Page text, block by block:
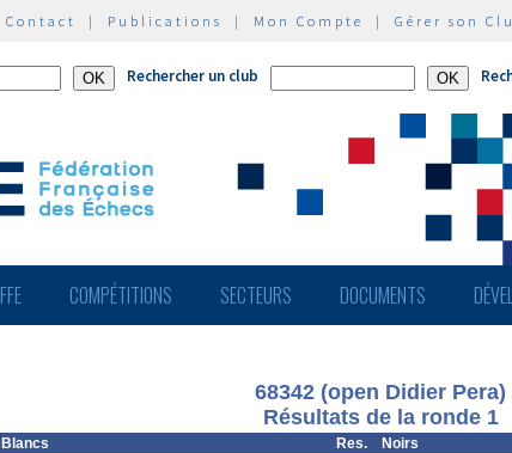
Contact | Publications | Mon Compte | Gérer son
Rechercher un club
FFE COMPÉTITIONS SECTEURS DOCUMENTS
68342 (open Didier Pera)
Résultats de la ronde 1
Blancs Res. Noirs